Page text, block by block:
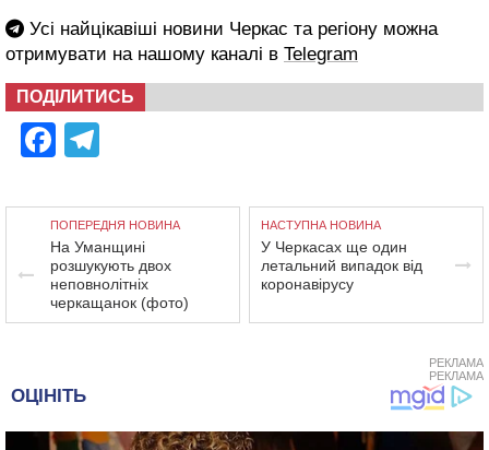
Усі найцікавіші новини Черкас та регіону можна
отримувати на нашому каналі в Telegram
ПОДІЛИТИСЬ
Facebook
ПОПЕРЕДНЯ НОВИНА
На Уманщині
розшукують двох
неповнолітніх
черкащанок (фото)
НАСТУПНА НОВИНА
У Черкасах ще один
летальний випадок від
коронавірусу
РЕКЛАМА
РЕКЛАМА